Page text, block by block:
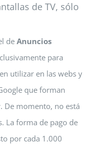
de TV, sólo
de Anuncios
para
utilizar en las webs y
que forman
De momento, no está
La forma de pago de
por cada 1.000